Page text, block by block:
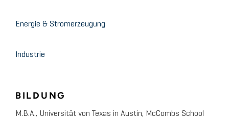
Energie & Stromerzeugung
Industrie
BILDUNG
M.B.A., Universität von Texas in Austin, McCombs School